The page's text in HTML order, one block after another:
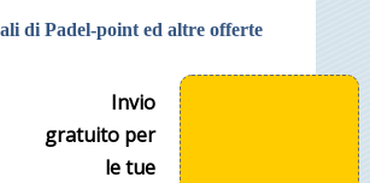
di Padel-point ed altre offerte
Invio
gratuito per
le tue